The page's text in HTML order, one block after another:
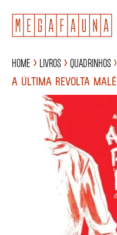
Home Livros
Quadrinhos
A ÚLTIMA REVOLTA MALÊ